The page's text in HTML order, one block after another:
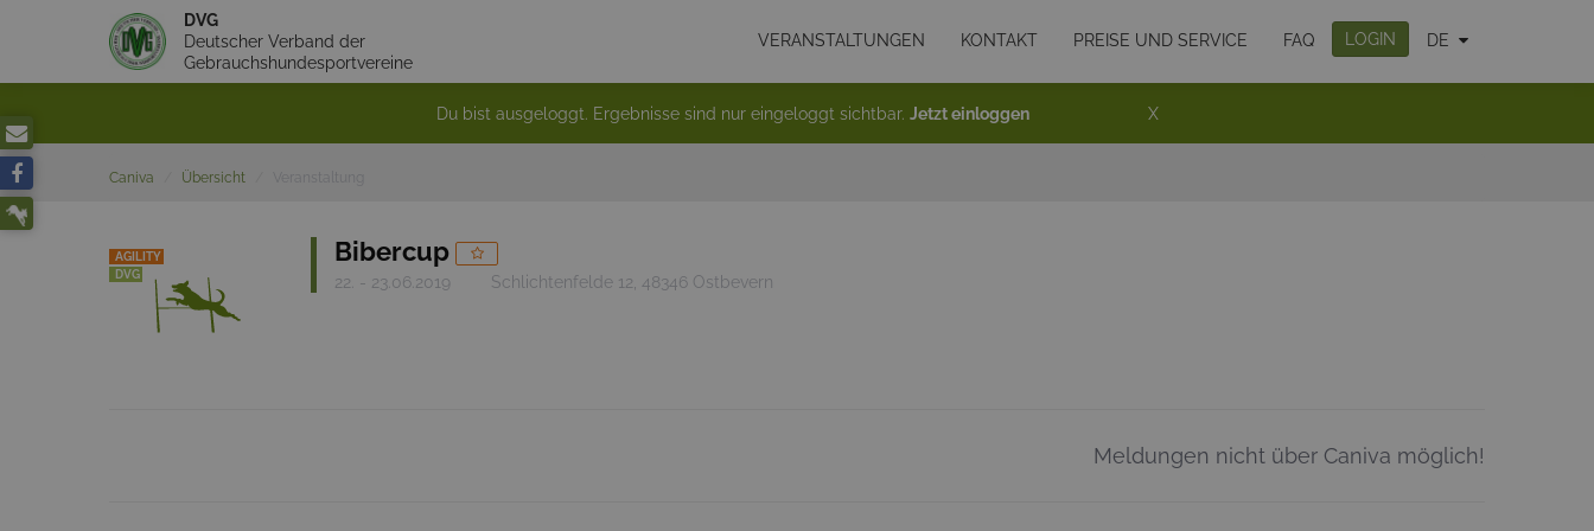
DVG
Deutscher Verband der
Gebrauchshundesportvereine
VERANSTALTUNGEN KONTAKT PREISE UND SERVICE FAQ LOGIN DE
Du bist ausgeloggt. Ergebnisse sind nur eingeloggt sichtbar. Jetzt einloggen X
Caniva Übersicht
AGILITY
DVG
Bibercup
22. - 23.06.2019 Schlichtenfelde 12, 48346 Ostbevern
Meldungen nicht über Caniva möglich!